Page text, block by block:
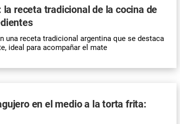
receta tradicional de la cocina de
una receta tradicional argentina que se destaca
ideal para acompañar el mate
en el medio a la torta frita: